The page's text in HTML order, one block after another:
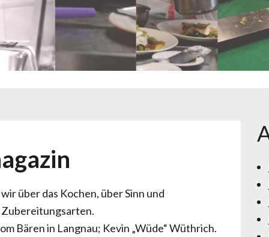
über das Kochen, über Sinn und
Bären in Langnau; Kevin „Wüde“ Wüthrich.